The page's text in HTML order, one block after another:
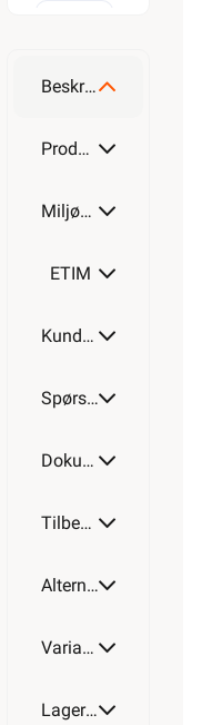
Beskrivelse
Produktdetaljer
Miljøparametere
ETIM
Kundeomtale
Spørsmål og svar
Dokumentasjon
Tilbehør
Alternative artikler
Varianter av artikkel
Lagerstatus